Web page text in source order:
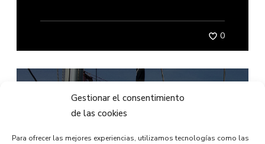
Gestionar el consentimiento
de las cookies
Para ofrecer las mejores experiencias, utilizamos tecnologías como las
0
125 aniversario